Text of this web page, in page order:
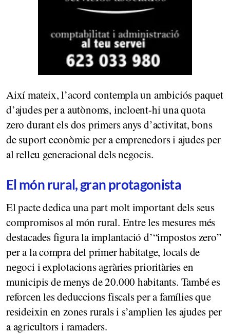
Així mateix, l’acord contempla un ambiciós paquet
d’ajudes per a autònoms, incloent-hi una quota
zero durant els dos primers anys d’activitat, bons
de suport econòmic per a emprenedors i ajudes per
al relleu generacional dels negocis.
El món rural, gran protagonista
El pacte dedica una part molt important dels seus
compromisos al món rural. Entre les mesures més
destacades figura la implantació d’“impostos zero”
per a la compra del primer habitatge, locals de
negoci i explotacions agràries prioritàries en
municipis de menys de 20.000 habitants. També es
reforcen les deduccions fiscals per a famílies que
resideixin en zones rurals i s’amplien les ajudes per
a agricultors i ramaders.